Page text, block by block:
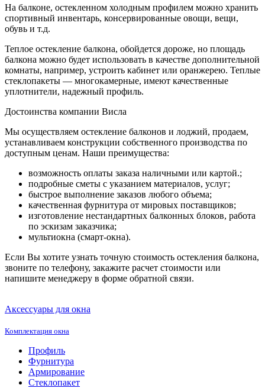
На балконе, остекленном холодным профилем можно хранить
спортивный инвентарь, консервированные овощи, вещи,
обувь и т.д.
Теплое остекление балкона, обойдется дороже, но площадь
балкона можно будет использовать в качестве дополнительной
комнаты, например, устроить кабинет или оранжерею. Теплые
стеклопакеты — многокамерные, имеют качественные
уплотнители, надежный профиль.
Достоинства компании Висла
Мы осуществляем остекление балконов и лоджий, продаем,
устанавливаем конструкции собственного производства по
доступным ценам. Наши преимущества:
возможность оплаты заказа наличными или картой.;
подробные сметы с указанием материалов, услуг;
быстрое выполнение заказов любого объема;
качественная фурнитура от мировых поставщиков;
изготовление нестандартных балконных блоков, работа
по эскизам заказчика;
мультиокна (смарт-окна).
Если Вы хотите узнать точную стоимость остекления балкона,
звоните по телефону, закажите расчет стоимости или
напишите менеджеру в форме обратной связи.
Аксессуары для окна
Комплектация окна
Профиль
Фурнитура
Армирование
Стеклопакет